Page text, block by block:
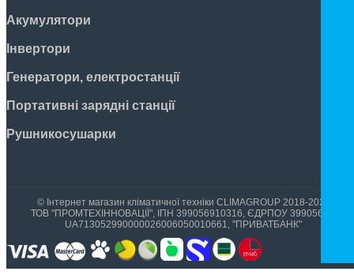
Акумулятори
Інвертори
Генератори, електростанції
Портативні зарядні станції
Рушникосушарки
© Інтернет магазин кліматичної техніки CLIMAGROUP 2018-2026
ТОВ "ПРОМТЕХІННОВАЦІЇ", ІПН 399056910316, ЄДРПОУ 39905699,
UA713052990000026006050010661, "ПРИВАТБАНК"